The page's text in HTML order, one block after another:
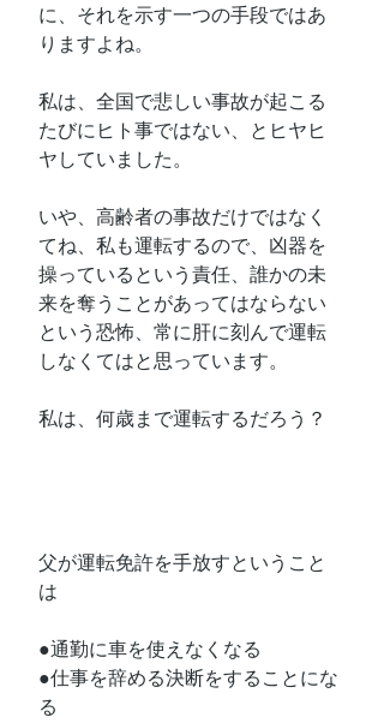
に、それを示す一つの手段ではあ
りますよね。
私は、全国で悲しい事故が起こる
たびにヒト事ではない、とヒヤヒ
ヤしていました。
いや、高齢者の事故だけではなく
てね、私も運転するので、凶器を
操っているという責任、誰かの未
来を奪うことがあってはならない
という恐怖、常に肝に刻んで運転
しなくてはと思っています。
私は、何歳まで運転するだろう？
父が運転免許を手放すということ
は
●通勤に車を使えなくなる
●仕事を辞める決断をすることにな
る